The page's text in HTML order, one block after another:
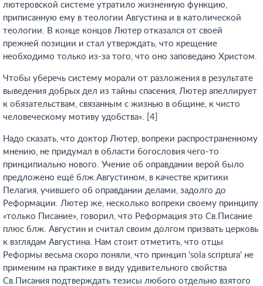
лютеровской системе утратило жизненную функцию,
приписанную ему в теологии Августина и в католической
теологии. В конце концов Лютер отказался от своей
прежней позиции и стал утверждать, что крещение
необходимо только из-за того, что оно заповедано Христом.
Чтобы уберечь систему морали от разложения в результате
выведения добрых дел из тайны спасения, Лютер апеллирует
к обязательствам, связанным с жизнью в общине, к чисто
человеческому мотиву удобства». [4]
Надо сказать, что доктор Лютер, вопреки распространенному
мнению, не придумал в области богословия чего-то
принципиально нового. Учение об оправдании верой было
предложено ещё блж.Августином, в качестве критики
Пелагия, учившего об оправдании делами, задолго до
Реформации. Лютер же, несколько вопреки своему принципу
«только Писание», говорил, что Реформация это Св.Писание
плюс блж. Августин и считал своим долгом призвать церковь
к взглядам Августина. Нам стоит отметить, что отцы
Реформы весьма скоро поняли, что принцип 'sola scriptura' не
применим на практике в виду удивительного свойства
Св.Писания подтверждать тезисы любого отдельно взятого